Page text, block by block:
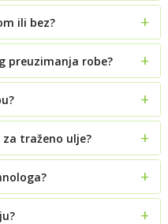
ili bez?
preuzimanja robe?
traženo ulje?